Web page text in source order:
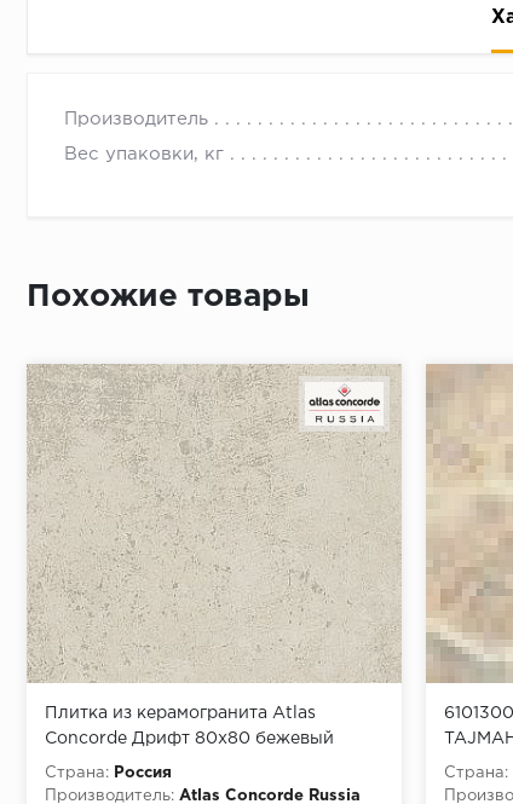
Производитель
Вес упаковки, кг
Высокая вероятность одобрения: до 95%
Одобрение за 1-2 минуты
Срок предоставления кредита от 3 до 36
Достаточно только паспорта
Похожие товары
Плитка из керамогранита Atlas
Concorde Дрифт 80x80 бежевый
(610010001666)
Страна:
Россия
Производитель: Atlas Concorde Russia
Страна: